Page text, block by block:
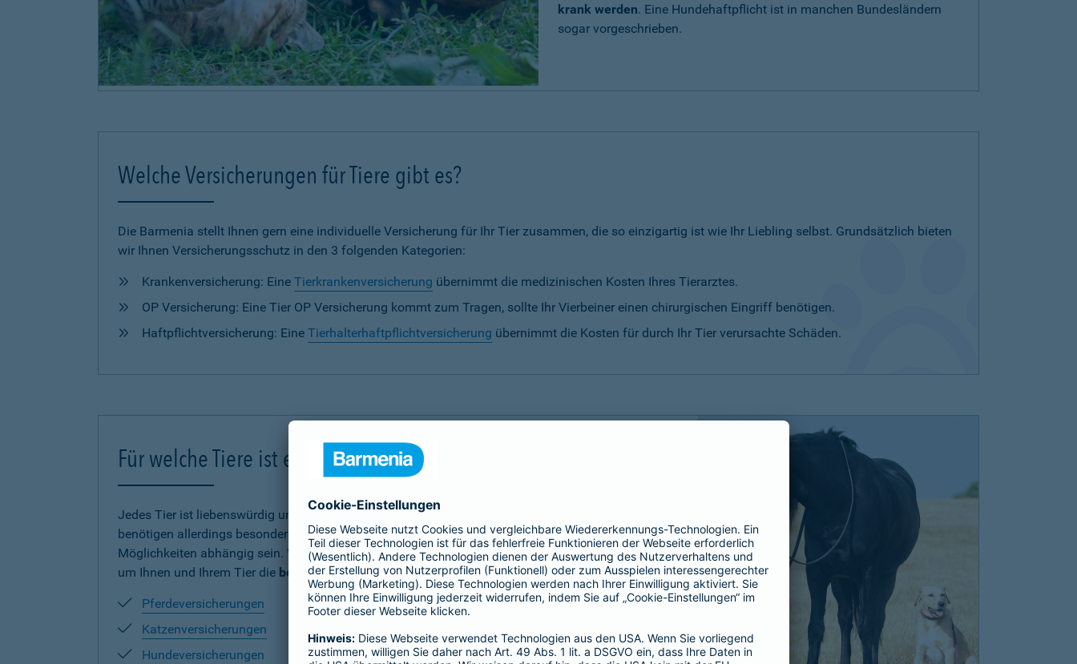
krank werden. Eine Hundehaftpflicht ist in manchen Bundesländern
sogar vorgeschrieben.
Welche Versicherungen für Tiere gibt es?
Die Barmenia stellt Ihnen gern eine individuelle Versicherung für Ihr Tier zusammen, die so einzigartig ist wie Ihr Liebling selbst. Grundsätzlich bieten
wir Ihnen Versicherungsschutz in den 3 folgenden Kategorien:
Krankenversicherung: Eine Tierkrankenversicherung übernimmt die medizinischen Kosten Ihres Tierarztes.
OP Versicherung: Eine Tier OP Versicherung kommt zum Tragen, sollte Ihr Vierbeiner einen chirurgischen Eingriff benötigen.
Haftpflichtversicherung: Eine Tierhalterhaftpflichtversicherung übernimmt die Kosten für durch Ihr Tier verursachte Schäden.
Für welche Tiere ist eine Versicherung notwendig?
Jedes Tier ist liebenswürdig und verdient besondere Fürsorge.
benötigen allerdings besonderen Schutz und der sollte nicht von unseren finanziellen
Möglichkeiten abhängig sein. Wir haben uns daher auf folgende Tierversicherungen spezialisiert,
um Ihnen und Ihrem Tier die beste Absicherungzu ermöglichen:
Pferdeversicherungen
Katzenversicherungen
Hundeversicherungen